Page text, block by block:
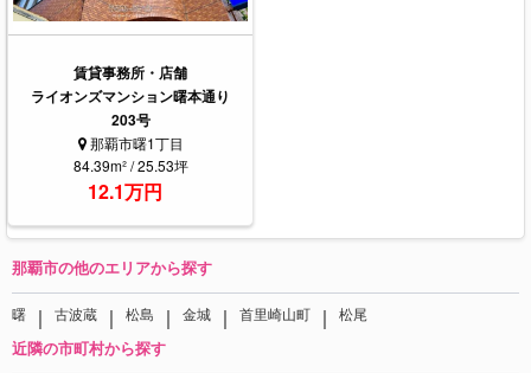
賃貸事務所・店舗
ライオンズマンション曙本通り
203号
那覇市曙1丁目
84.39m² / 25.53坪
12.1万円
那覇市の他のエリアから探す
曙 ｜ 古波蔵 ｜ 松島 ｜ 金城 ｜ 首里崎山町 ｜ 松尾
近隣の市町村から探す